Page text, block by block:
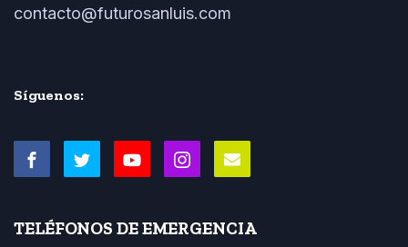
contacto@futurosanluis.com
Síguenos:
TELÉFONOS DE EMERGENCIA